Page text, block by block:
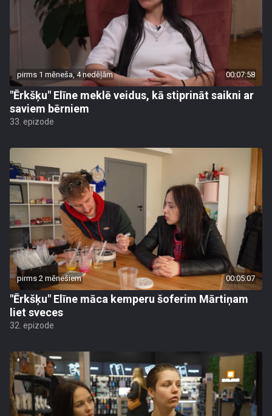
pirms 1 mēneša, 4 nedēļām 00:07:58
"Ērkšķu" Elīne meklē veidus, kā stiprināt saikni ar
saviem bērniem
33. epizode
pirms 2 mēnešiem 00:05:07
"Ērkšķu" Elīne māca kemperu šoferim Mārtiņam
liet sveces
32. epizode